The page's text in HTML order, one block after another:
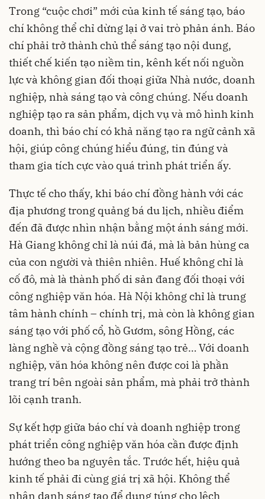
Trong “cuộc chơi” mới của kinh tế sáng tạo, báo
chí không thể chỉ dừng lại ở vai trò phản ánh. Báo
chí phải trở thành chủ thể sáng tạo nội dung,
thiết chế kiến tạo niềm tin, kênh kết nối nguồn
lực và không gian đối thoại giữa Nhà nước, doanh
nghiệp, nhà sáng tạo và công chúng. Nếu doanh
nghiệp tạo ra sản phẩm, dịch vụ và mô hình kinh
doanh, thì báo chí có khả năng tạo ra ngữ cảnh xã
hội, giúp công chúng hiểu đúng, tin đúng và
tham gia tích cực vào quá trình phát triển ấy.
Thực tế cho thấy, khi báo chí đồng hành với các
địa phương trong quảng bá du lịch, nhiều điểm
đến đã được nhìn nhận bằng một ánh sáng mới.
Hà Giang không chỉ là núi đá, mà là bản hùng ca
của con người và thiên nhiên. Huế không chỉ là
cố đô, mà là thành phố di sản đang đối thoại với
công nghiệp văn hóa. Hà Nội không chỉ là trung
tâm hành chính – chính trị, mà còn là không gian
sáng tạo với phố cổ, hồ Gươm, sông Hồng, các
làng nghề và cộng đồng sáng tạo trẻ… Với doanh
nghiệp, văn hóa không nên được coi là phần
trang trí bên ngoài sản phẩm, mà phải trở thành
lõi cạnh tranh.
Sự kết hợp giữa báo chí và doanh nghiệp trong
phát triển công nghiệp văn hóa cần được định
hướng theo ba nguyên tắc. Trước hết, hiệu quả
kinh tế phải đi cùng giá trị xã hội. Không thể
nhân danh sáng tạo để dung túng cho lệch